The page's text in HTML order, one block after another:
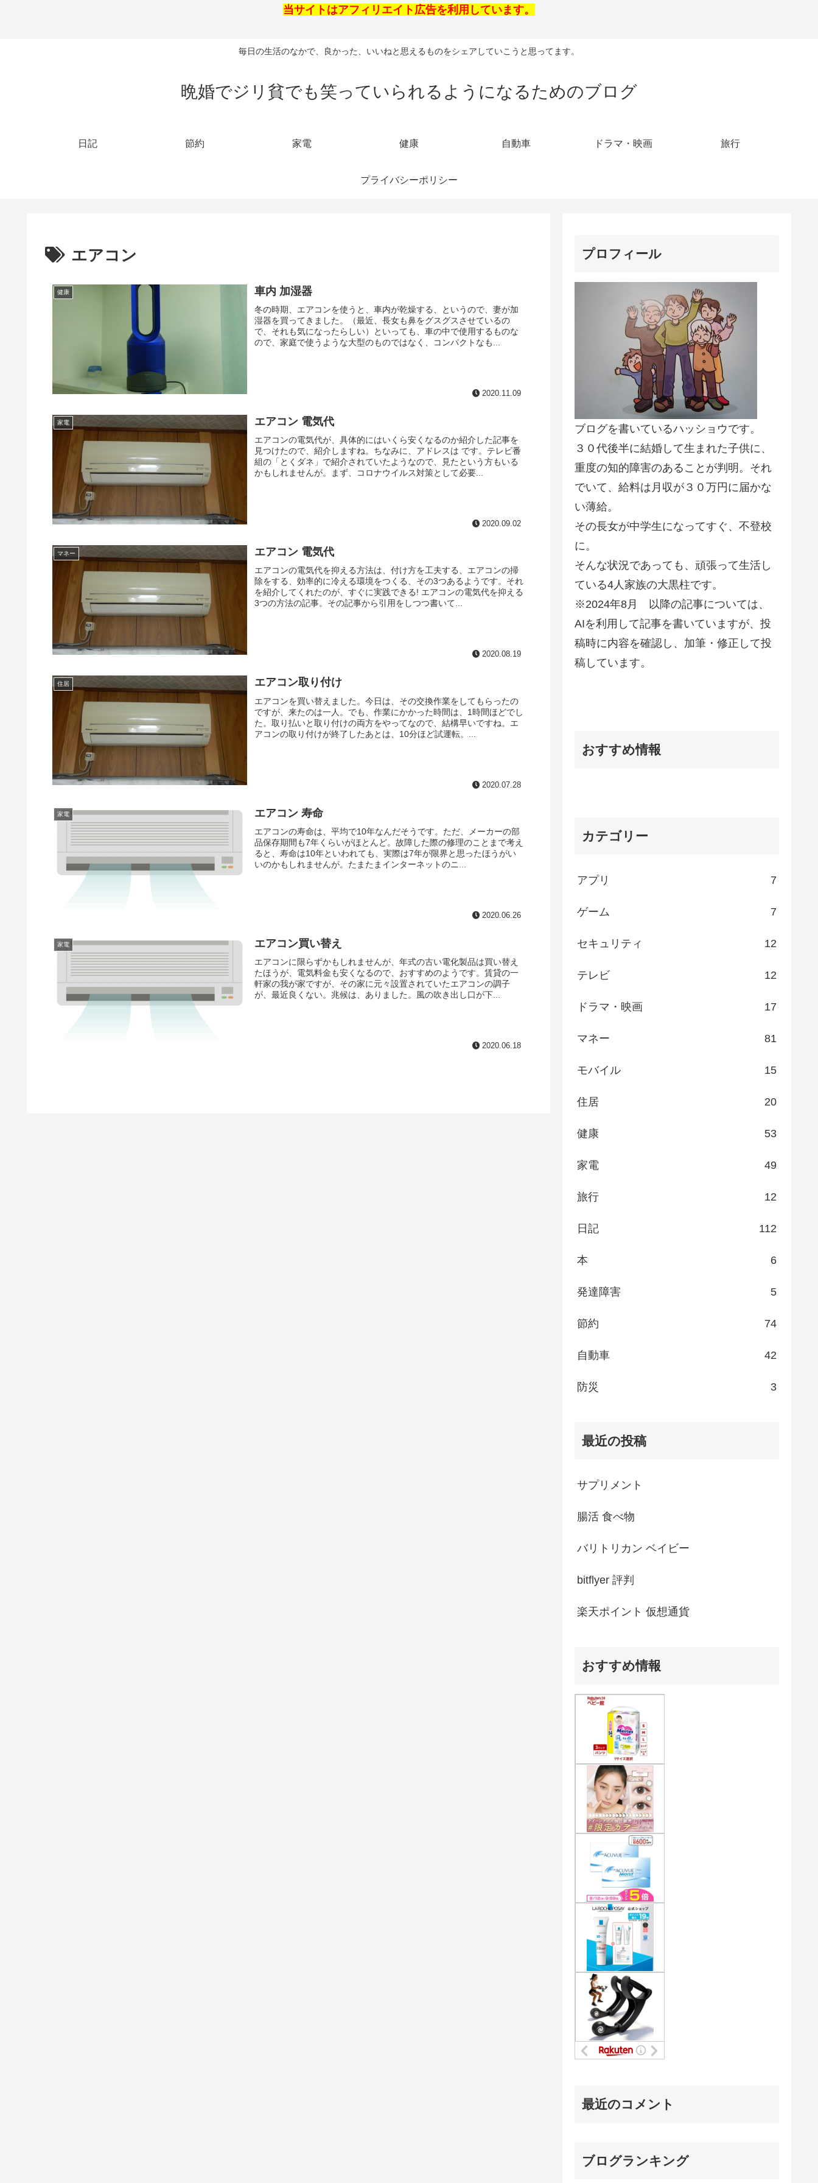
当サイトはアフィリエイト広告を利用しています。
毎日の生活のなかで、良かった、いいねと思えるものをシェアしていこうと思ってます。
晩婚でジリ貧でも笑っていられるようになるためのブログ
日記 節約 家電 健康 自動車 ドラマ・映画 旅行
プライバシーポリシー
エアコン
健康 車内 加湿器
冬の時期、エアコンを使うと、車内が乾燥する、というので、妻が加
湿器を買ってきました。（最近、長女も鼻をグスグスさせているの
で、それも気になったらしい）といっても、車の中で使用するものな
ので、家庭で使うような大型のものではなく、コンパクトなも...
2020.11.09
家電 エアコン 電気代
エアコンの電気代が、具体的にはいくら安くなるのか紹介した記事を
見つけたので、紹介しますね。ちなみに、アドレスは です。テレビ番
組の「とくダネ」で紹介されていたようなので、見たという方もいる
かもしれませんが。まず、コロナウイルス対策として必要...
2020.09.02
マネー エアコン 電気代
エアコンの電気代を抑える方法は、付け方を工夫する、エアコンの掃
除をする、効率的に冷える環境をつくる、その3つあるようです。それ
を紹介してくれたのが、すぐに実践できる! エアコンの電気代を抑える
3つの方法の記事。その記事から引用をしつつ書いて...
2020.08.19
住居 エアコン取り付け
エアコンを買い替えました。今日は、その交換作業をしてもらったの
ですが、来たのは一人。でも、作業にかかった時間は、1時間ほどでし
た。取り払いと取り付けの両方をやってなので、結構早いですね。エ
アコンの取り付けが終了したあとは、10分ほど試運転。...
2020.07.28
家電 エアコン 寿命
エアコンの寿命は、平均で10年なんだそうです。ただ、メーカーの部
品保存期間も7年くらいがほとんど。故障した際の修理のことまで考え
ると、寿命は10年といわれても、実際は7年が限界と思ったほうがい
いのかもしれませんが。たまたまインターネットのニ...
2020.06.26
家電 エアコン買い替え
エアコンに限らずかもしれませんが、年式の古い電化製品は買い替え
たほうが、電気料金も安くなるので、おすすめのようです。賃貸の一
軒家の我が家ですが、その家に元々設置されていたエアコンの調子
が、最近良くない。兆候は、ありました。風の吹き出し口が下...
2020.06.18
プロフィール
ブログを書いているハッショウです。
３０代後半に結婚して生まれた子供に、
重度の知的障害のあることが判明。それ
でいて、給料は月収が３０万円に届かな
い薄給。
その長女が中学生になってすぐ、不登校
に。
そんな状況であっても、頑張って生活し
ている4人家族の大黒柱です。
※2024年8月 以降の記事については、
AIを利用して記事を書いていますが、投
稿時に内容を確認し、加筆・修正して投
稿しています。
おすすめ情報
カテゴリー
アプリ 7
ゲーム 7
セキュリティ 12
テレビ 12
ドラマ・映画 17
マネー 81
モバイル 15
住居 20
健康 53
家電 49
旅行 12
日記 112
本 6
発達障害 5
節約 74
自動車 42
防災 3
最近の投稿
サプリメント
腸活 食べ物
バリトリカン ベイビー
bitflyer 評判
楽天ポイント 仮想通貨
おすすめ情報
最近のコメント
ブログランキング